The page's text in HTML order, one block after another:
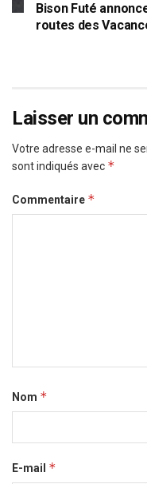
Bison Futé
routes des
Laisser un
Votre adresse e-mail ne
sont indiqués avec *
Commentaire *
Nom *
E-mail *